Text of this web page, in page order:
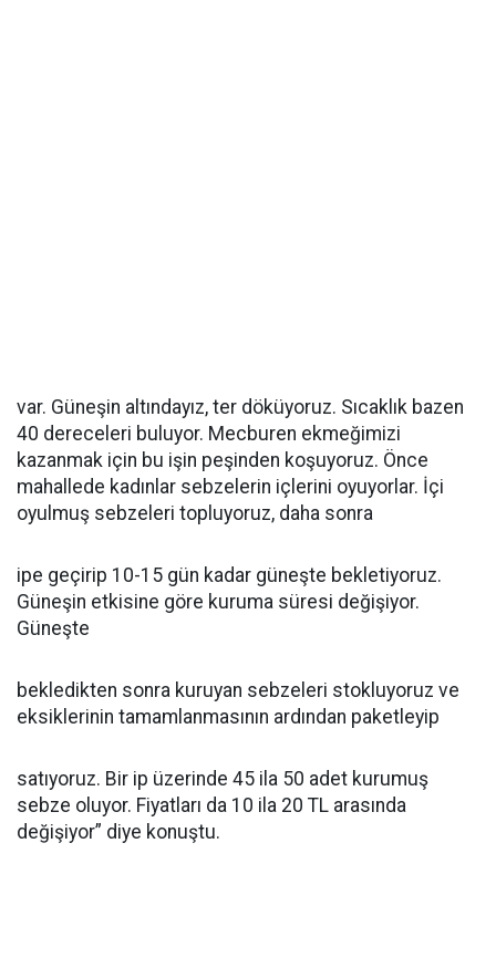
var. Güneşin altındayız, ter döküyoruz. Sıcaklık bazen
40 dereceleri buluyor. Mecburen ekmeğimizi
kazanmak için bu işin peşinden koşuyoruz. Önce
mahallede kadınlar sebzelerin içlerini oyuyorlar. İçi
oyulmuş sebzeleri topluyoruz, daha sonra
ipe geçirip 10-15 gün kadar güneşte bekletiyoruz.
Güneşin etkisine göre kuruma süresi değişiyor.
Güneşte
bekledikten sonra kuruyan sebzeleri stokluyoruz ve
eksiklerinin tamamlanmasının ardından paketleyip
satıyoruz. Bir ip üzerinde 45 ila 50 adet kurumuş
sebze oluyor. Fiyatları da 10 ila 20 TL arasında
değişiyor” diye konuştu.